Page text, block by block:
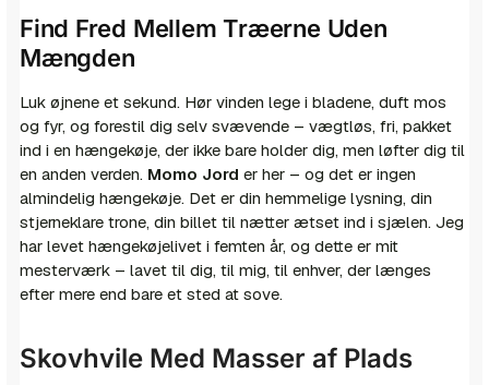
Find Fred Mellem Træerne Uden
Mængden
Luk øjnene et sekund. Hør vinden lege i bladene, duft mos
og fyr, og forestil dig selv svævende – vægtløs, fri, pakket
ind i en hængekøje, der ikke bare holder dig, men løfter dig til
en anden verden. Momo Jord er her – og det er ingen
almindelig hængekøje. Det er din hemmelige lysning, din
stjerneklare trone, din billet til nætter ætset ind i sjælen. Jeg
har levet hængekøjelivet i femten år, og dette er mit
mesterværk – lavet til dig, til mig, til enhver, der længes
efter mere end bare et sted at sove.
Skovhvile Med Masser af Plads